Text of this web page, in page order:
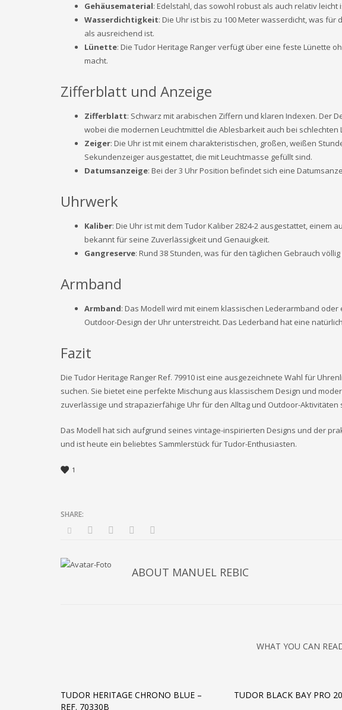
Gehäusematerial: Edelstahl, das sowohl robust als auch relativ
Wasserdichtigkeit: Die Uhr ist bis zu 100 Meter wasserdicht, was
als ausreichend ist.
Lünette: Die Tudor Heritage Ranger verfügt über eine feste Lünette
macht.
Zifferblatt und Anzeige
Zifferblatt: Schwarz mit arabischen Ziffern und klaren Indexen. Der
wobei die modernen Leuchtmittel die Ablesbarkeit auch bei
Zeiger: Die Uhr ist mit einem charakteristischen, großen, weißen
Sekundenzeiger ausgestattet, die mit Leuchtmasse gefüllt sind.
Datumsanzeige: Bei der 3 Uhr Position befindet sich eine
Uhrwerk
Kaliber: Die Uhr ist mit dem Tudor Kaliber 2824-2 ausgestattet, einem
bekannt für seine Zuverlässigkeit und Genauigkeit.
Gangreserve: Rund 38 Stunden, was für den täglichen Gebrauch
Armband
Armband: Das Modell wird mit einem klassischen Lederarmband
Outdoor-Design der Uhr unterstreicht. Das Lederband hat eine
Fazit
Die Tudor Heritage Ranger Ref. 79910 ist eine ausgezeichnete Wahl für
suchen. Sie bietet eine perfekte Mischung aus klassischem Design und
zuverlässige und strapazierfähige Uhr für den Alltag und Outdoor-Aktivitäten
Das Modell hat sich aufgrund seines vintage-inspirierten Designs und der
und ist heute ein beliebtes Sammlerstück für Tudor-Enthusiasten.
1
ABOUT MANUEL REBIC
WHAT YOU CAN
TUDOR HERITAGE CHRONO BLUE –
REF. 70330B
TUDOR BLACK BAY PRO